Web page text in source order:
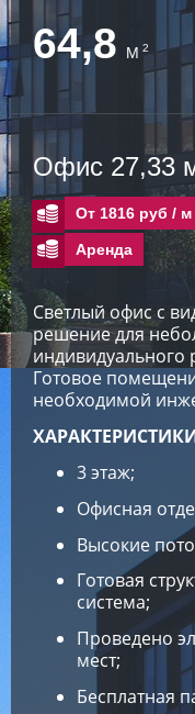
64,8 М 2
Офис 27,33
От 1816 руб / м
Аренда
Светлый офис с
решение для
индивидуального
Готовое
необходимой
3 этаж;
Офисная
Высокие
Готовая
система;
Проведено
мест;
Бесплатная